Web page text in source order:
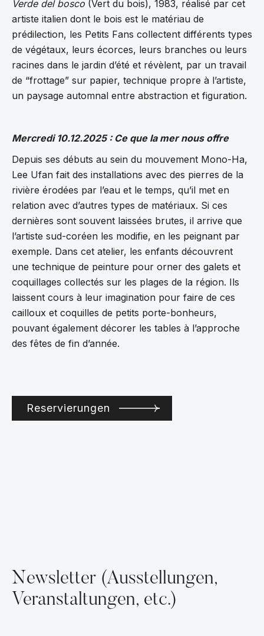
Verde del bosco (Vert du bois), 1983, réalisé par cet
artiste italien dont le bois est le matériau de
prédilection, les Petits Fans collectent différents types
de végétaux, leurs écorces, leurs branches ou leurs
racines dans le jardin d’été et révèlent, par un travail
de “frottage” sur papier, technique propre à l’artiste,
un paysage automnal entre abstraction et figuration.
Mercredi 10.12.2025 : Ce que la mer nous offre
Depuis ses débuts au sein du mouvement Mono-Ha,
Lee Ufan fait des installations avec des pierres de la
rivière érodées par l’eau et le temps, qu’il met en
relation avec d’autres types de matériaux. Si ces
dernières sont souvent laissées brutes, il arrive que
l’artiste sud-coréen les modifie, en les peignant par
exemple. Dans cet atelier, les enfants découvrent
une technique de peinture pour orner des galets et
coquillages collectés sur les plages de la région. Ils
laissent cours à leur imagination pour faire de ces
cailloux et coquilles de petits porte-bonheurs,
pouvant également décorer les tables à l’approche
des fêtes de fin d’année.
Reservierungen
Newsletter (Ausstellungen,
Veranstaltungen, etc.)